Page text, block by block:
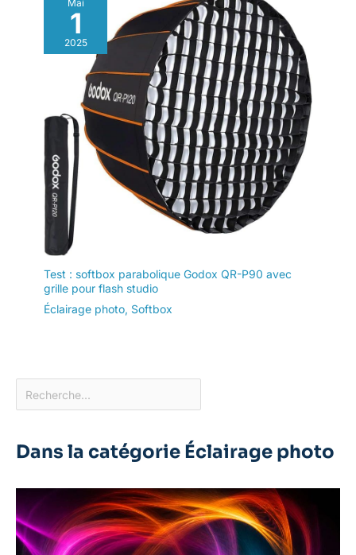
Mai
1
2025
Test : softbox parabolique Godox QR-P90 avec
grille pour flash studio
Éclairage photo, Softbox
Dans la catégorie Éclairage photo